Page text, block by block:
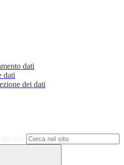
dati
dati
dei dati